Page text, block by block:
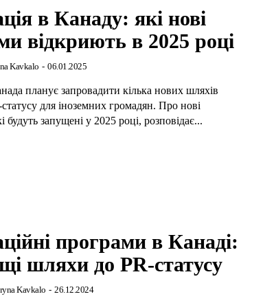
в Канаду: які нові
відкриють в 2025 році
Kavkalo - 06.01.2025
планує запровадити кілька нових шляхів
для іноземних громадян. Про нові
будуть запущені у 2025 році, розповідає...
програми в Канаді:
шляхи до PR-статусу
Kavkalo - 26.12.2024